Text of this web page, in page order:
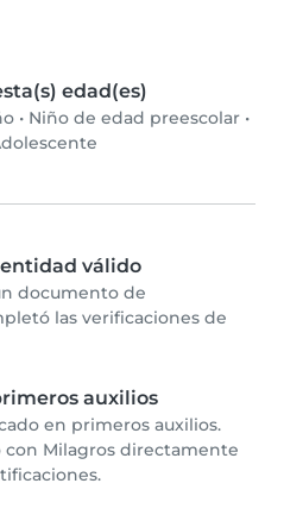
edad(es)
• Niño de edad preescolar •
válido
documento de
las verificaciones de
auxilios
en primeros auxilios.
Milagros directamente